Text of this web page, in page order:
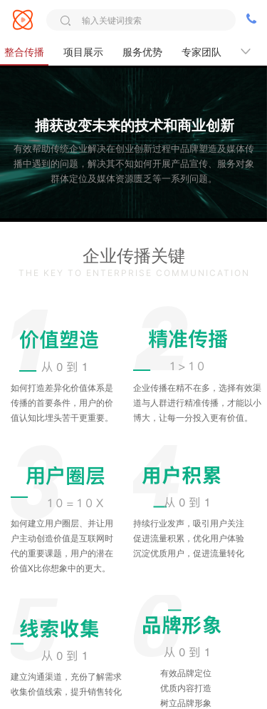
整合传播 项目展示 服务优势 专家团队 服务
捕获改变未来的技术和商业创新
有效帮助传统企业解决在创业创新过程中品牌塑造及媒体传
播中遇到的问题，解决其不知如何开展产品宣传、服务对象
群体定位及媒体资源匮乏等一系列问题。
企业传播关键
THE KEY TO ENTERPRISE COMMUNICATION
如何打造差异化价值体系是
传播的首要条件，用户的价
值认知比埋头苦干更重要。
企业传播在精不在多，选择有效渠
道与人群进行精准传播，才能以小
博大，让每一分投入更有价值。
如何建立用户圈层、并让用
户主动创造价值是互联网时
代的重要课题，用户的潜在
价值X比你想象中的更大。
持续行业发声，吸引用户关注
促进流量积累，优化用户体验
沉淀优质用户，促进流量转化
建立沟通渠道，充份了解需求
收集价值线索，提升销售转化
有效品牌定位
优质内容打造
树立品牌形象